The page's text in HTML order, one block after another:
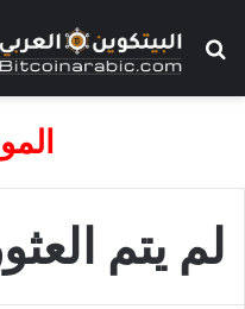
بحث عن
لم يتم